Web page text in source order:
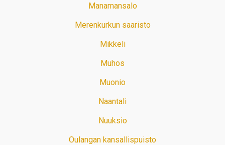
Manamansalo
Merenkurkun saaristo
Mikkeli
Muhos
Muonio
Naantali
Nuuksio
Oulangan kansallispuisto